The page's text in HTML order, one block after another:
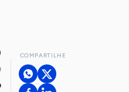
COMPARTILHE